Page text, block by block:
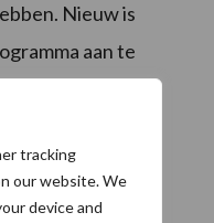
tracking
our website. We
device and
Nieuw is
aan te